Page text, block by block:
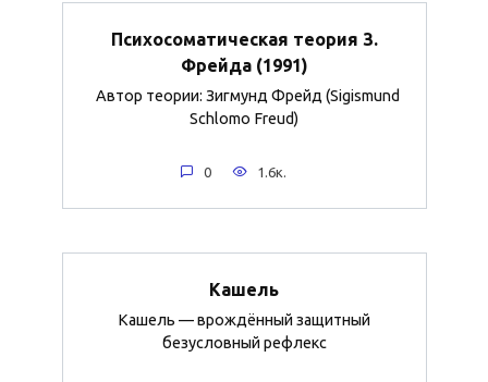
Психосоматическая теория З.
Фрейда (1991)
Автор теории: Зигмунд Фрейд (Sigismund
Schlomo Freud)
0 1.6к.
Кашель
Кашель — врождённый защитный
безусловный рефлекс